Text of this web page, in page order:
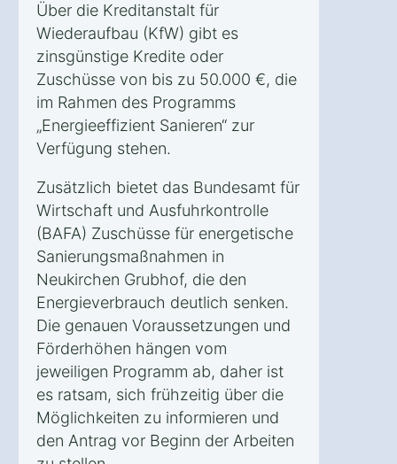
Über die Kreditanstalt für
Wiederaufbau (KfW) gibt es
zinsgünstige Kredite oder
Zuschüsse von bis zu 50.000 €, die
im Rahmen des Programms
„Energieeffizient Sanieren“ zur
Verfügung stehen.
Zusätzlich bietet das Bundesamt für
Wirtschaft und Ausfuhrkontrolle
(BAFA) Zuschüsse für energetische
Sanierungsmaßnahmen in
Neukirchen Grubhof, die den
Energieverbrauch deutlich senken.
Die genauen Voraussetzungen und
Förderhöhen hängen vom
jeweiligen Programm ab, daher ist
es ratsam, sich frühzeitig über die
Möglichkeiten zu informieren und
den Antrag vor Beginn der Arbeiten